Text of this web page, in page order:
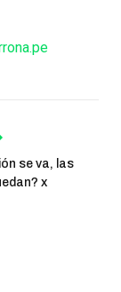
se va, las
x